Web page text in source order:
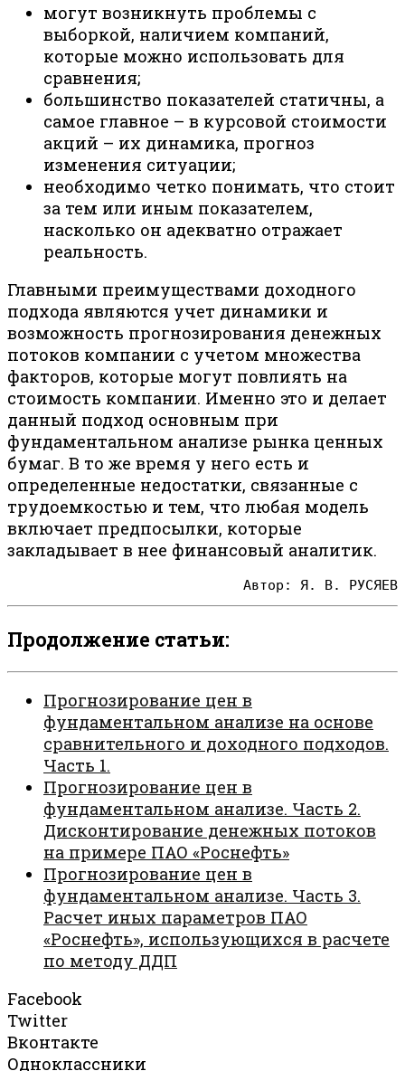
могут возникнуть проблемы с
выборкой, наличием компаний,
которые можно использовать для
сравнения;
большинство показателей статичны, а
самое главное – в курсовой стоимости
акций – их динамика, прогноз
изменения ситуации;
необходимо четко понимать, что стоит
за тем или иным показателем,
насколько он адекватно отражает
реальность.
Главными преимуществами доходного
подхода являются учет динамики и
возможность прогнозирования денежных
потоков компании с учетом множества
факторов, которые могут повлиять на
стоимость компании. Именно это и делает
данный подход основным при
фундаментальном анализе рынка ценных
бумаг. В то же время у него есть и
определенные недостатки, связанные с
трудоемкостью и тем, что любая модель
включает предпосылки, которые
закладывает в нее финансовый аналитик.
Автор: Я. В. РУСЯЕВ
Продолжение статьи:
Прогнозирование цен в
фундаментальном анализе на основе
сравнительного и доходного подходов.
Часть 1.
Прогнозирование цен в
фундаментальном анализе. Часть 2.
Дисконтирование денежных потоков
на примере ПАО «Роснефть»
Прогнозирование цен в
фундаментальном анализе. Часть 3.
Расчет иных параметров ПАО
«Роснефть», использующихся в расчете
по методу ДДП
Facebook
Twitter
Вконтакте
Одноклассники